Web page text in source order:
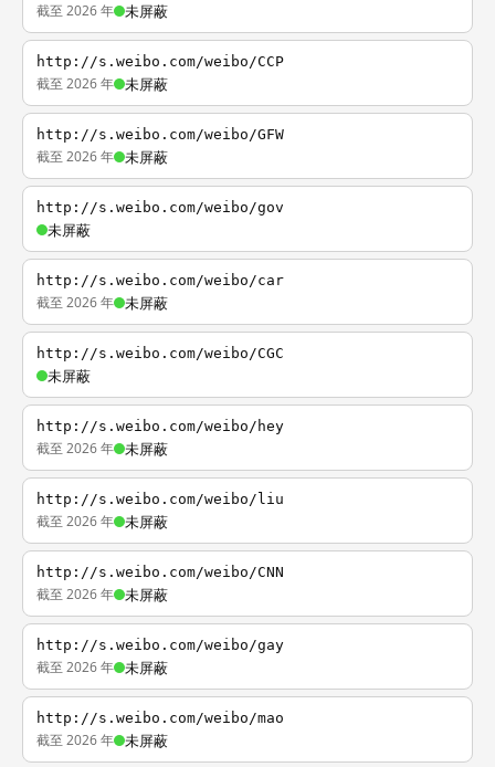
截至 2026 年 未屏蔽
http://s.weibo.com/weibo/CCP
截至 2026 年 未屏蔽
http://s.weibo.com/weibo/GFW
截至 2026 年 未屏蔽
http://s.weibo.com/weibo/gov
未屏蔽
http://s.weibo.com/weibo/car
截至 2026 年 未屏蔽
http://s.weibo.com/weibo/CGC
未屏蔽
http://s.weibo.com/weibo/hey
截至 2026 年 未屏蔽
http://s.weibo.com/weibo/liu
截至 2026 年 未屏蔽
http://s.weibo.com/weibo/CNN
截至 2026 年 未屏蔽
http://s.weibo.com/weibo/gay
截至 2026 年 未屏蔽
http://s.weibo.com/weibo/mao
截至 2026 年 未屏蔽